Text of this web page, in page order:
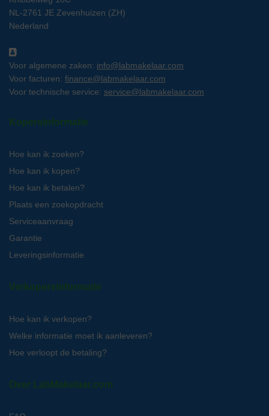
NL-2761 JE Zevenhuizen (ZH)
Nederland
Voor algemene zaken: info@labmakelaar.com
Voor facturen: finance@labmakelaar.com
Voor technische service: service@labmakelaar.com
Kopersinformatie
Hoe kan ik zoeken?
Hoe kan ik kopen?
Hoe kan ik betalen?
Plaats een zoekopdracht
Serviceaanvraag
Garantie
Leveringsinformatie
Verkopersinformatie
Hoe kan ik verkopen?
Welke informatie moet ik aanleveren?
Hoe verloopt de betaling?
Over LabMakelaar.com